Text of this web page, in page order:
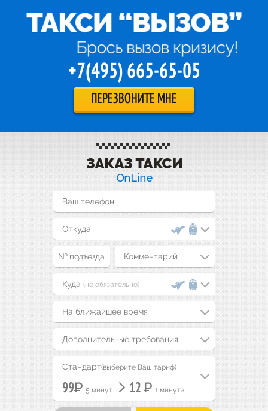
+7(495) 665-65-05
ПЕРЕЗВОНИТЕ МНЕ
Комментарий
(не обязательно)
На ближайшее время
Дополнительные требования
Стандарт(выберите Ваш тариф)
99Р 5 минут 12 Р 1 минута